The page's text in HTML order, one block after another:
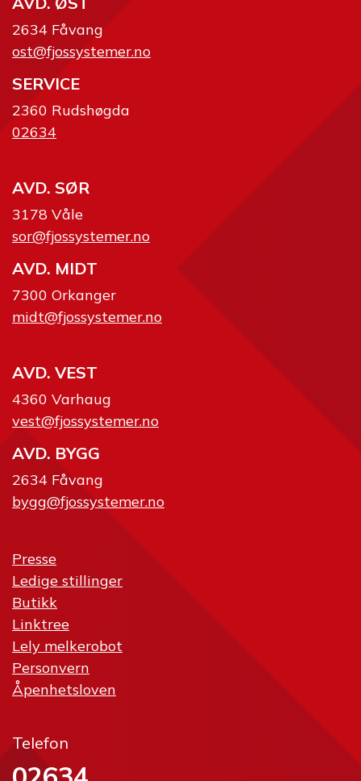
2634 Fåvang
ost@fjossystemer.no
SERVICE
2360 Rudshøgda
02634
AVD. SØR
3178 Våle
sor@fjossystemer.no
AVD. MIDT
7300 Orkanger
midt@fjossystemer.no
AVD. VEST
4360 Varhaug
vest@fjossystemer.no
AVD. BYGG
2634 Fåvang
bygg@fjossystemer.no
Presse
Ledige stillinger
Butikk
Linktree
Lely melkerobot
Personvern
Åpenhetsloven
Telefon